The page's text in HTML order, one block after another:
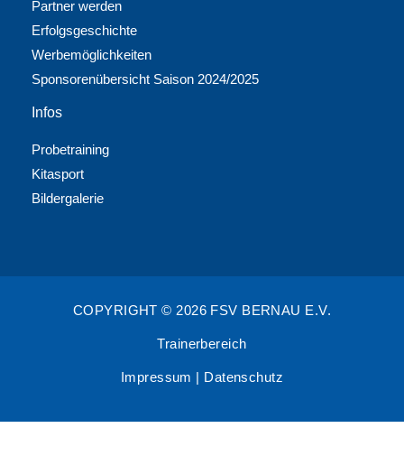
Partner werden
Erfolgsgeschichte
Werbemöglichkeiten
Sponsorenübersicht Saison 2024/2025
Infos
Probetraining
Kitasport
Bildergalerie
COPYRIGHT © 2026 FSV BERNAU E.V.
Trainerbereich
Impressum Datenschutz